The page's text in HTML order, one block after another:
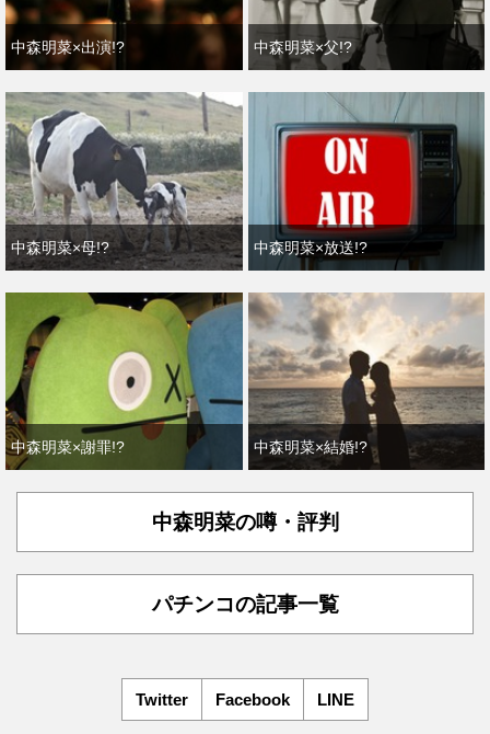
中森明菜×出演!? 中森明菜×父!?
中森明菜×母!? 中森明菜×放送!?
中森明菜×謝罪!? 中森明菜×結婚!?
中森明菜の噂・評判
パチンコの記事一覧
Twitter Facebook LINE